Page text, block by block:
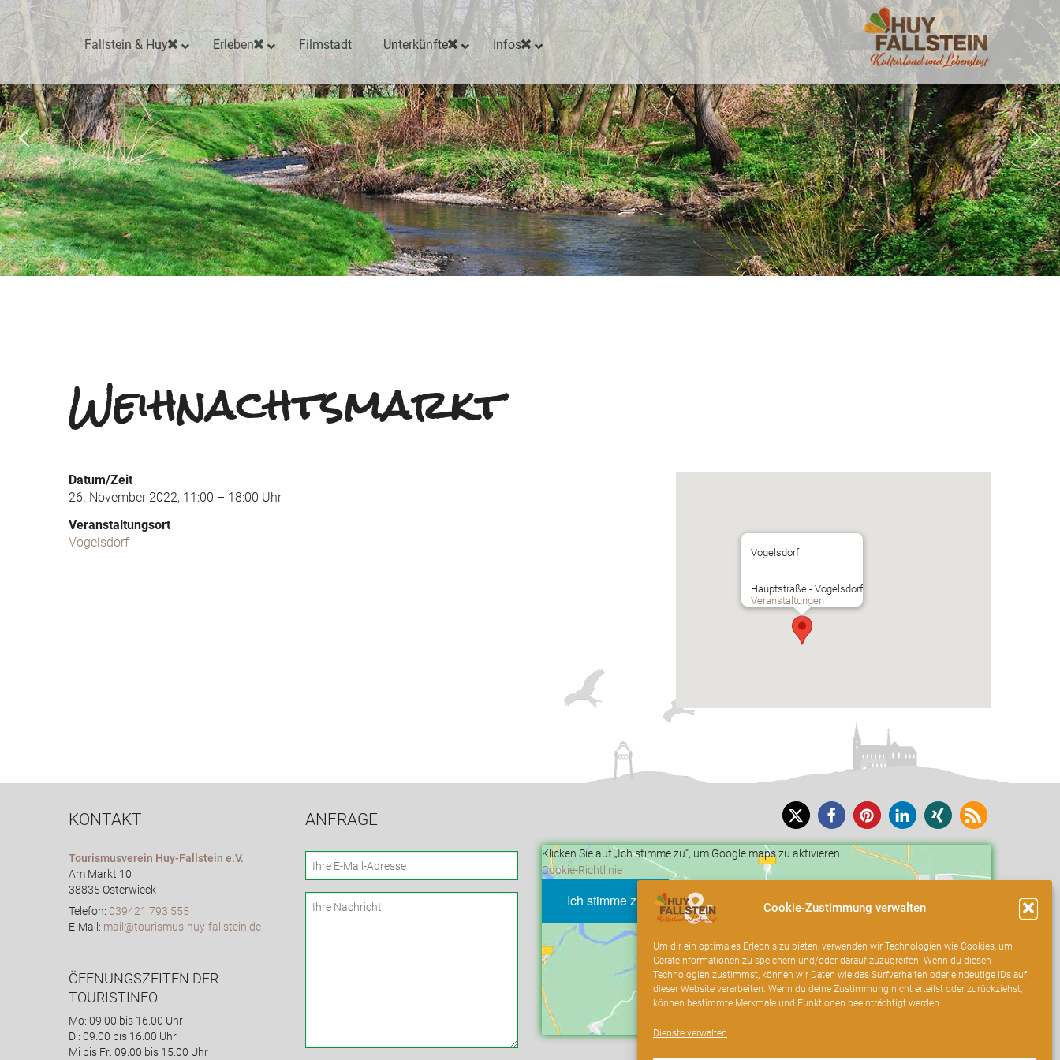
Cookie-Zustimmung verwalten
Um dir ein optimales Erlebnis zu bieten, verwenden wir Technologien wie Cookies, um
Geräteinformationen zu speichern und/oder darauf zuzugreifen. Wenn du diesen
Technologien zustimmst, können wir Daten wie das Surfverhalten oder eindeutige IDs auf
dieser Website verarbeiten. Wenn du deine Zustimmung nicht erteilst oder zurückziehst,
können bestimmte Merkmale und Funktionen beeinträchtigt werden.
Dienste verwalten
Fallstein & Huy Erleben Filmstadt Unterkünfte Infos
Ilsefluss
Weihnachtsmarkt
Vogelsdorf
Hauptstraße - Vogelsdorf
Veranstaltungen
Datum/Zeit
26. November 2022, 11:00 – 18:00 Uhr
Veranstaltungsort
Vogelsdorf
KONTAKT
Tourismusverein Huy-Fallstein e.V.
Am Markt 10
38835 Osterwieck
Telefon: 039421 793 555
E-Mail: mail@tourismus-huy-fallstein.de
ÖFFNUNGSZEITEN DER
TOURISTINFO
Mo: 09.00 bis 16.00 Uhr
Di: 09.00 bis 16.00 Uhr
Mi bis Fr: 09.00 bis 15.00 Uhr
ANFRAGE
Klicken Sie auf „Ich stimme zu“, um Google maps zu aktivieren.
Cookie-Richtlinie
Ich stimme zu